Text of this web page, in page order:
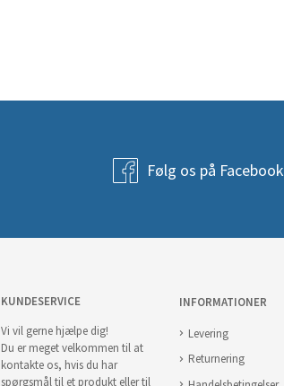
Følg os på Facebook
KUNDESERVICE
Vi vil gerne hjælpe dig!
Du er meget velkommen til at
kontakte os, hvis du har
spørgsmål til et produkt eller til
INFORMATIONER
Levering
Returnering